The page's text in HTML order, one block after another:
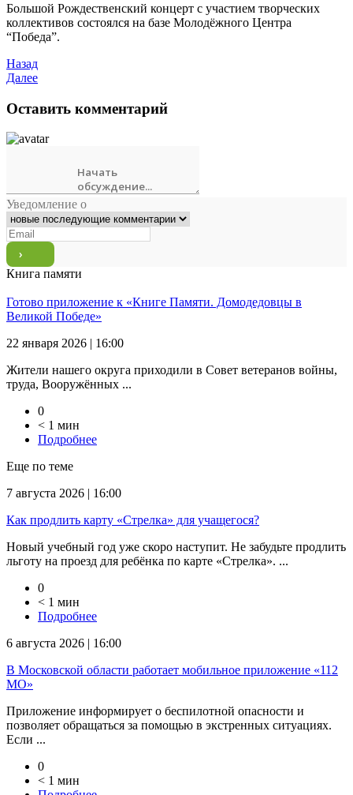
Большой Рождественский концерт с участием творческих
коллективов состоялся на базе Молодёжного Центра
“Победа”.
Назад
Далее
Оставить комментарий
Уведомление о
Книга памяти
Готово приложение к «Книге Памяти. Домодедовцы в
Великой Победе»
22 января 2026 | 16:00
Жители нашего округа приходили в Совет ветеранов войны,
труда, Вооружённых ...
0
< 1 мин
Подробнее
Еще по теме
7 августа 2026 | 16:00
Как продлить карту «Стрелка» для учащегося?
Новый учебный год уже скоро наступит. Не забудьте продлить
льготу на проезд для ребёнка по карте «Стрелка». ...
0
< 1 мин
Подробнее
6 августа 2026 | 16:00
В Московской области работает мобильное приложение «112
МО»
Приложение информирует о беспилотной опасности и
позволяет обращаться за помощью в экстренных ситуациях.
Если ...
0
< 1 мин